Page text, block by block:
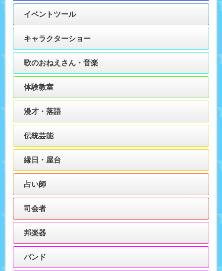
イベントツール
キャラクターショー
歌のおねえさん・音楽
体験教室
漫才・落語
伝統芸能
縁日・屋台
占い師
司会者
邦楽器
バンド